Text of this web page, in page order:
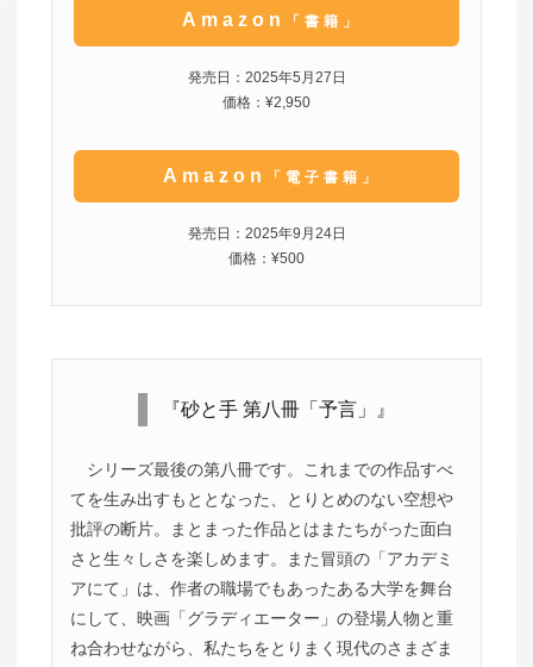
Amazon 「書籍」
発売日：2025年5月27日
価格：¥2,950
Amazon 「電子書籍」
発売日：2025年9月24日
価格：¥500
『砂と手 第八冊「予言」』
シリーズ最後の第八冊です。これまでの作品すべ
てを生み出すもととなった、とりとめのない空想や
批評の断片。まとまった作品とはまたちがった面白
さと生々しさを楽しめます。また冒頭の「アカデミ
アにて」は、作者の職場でもあったある大学を舞台
にして、映画「グラディエーター」の登場人物と重
ね合わせながら、私たちをとりまく現代のさまざま